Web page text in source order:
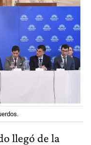
llegó de la